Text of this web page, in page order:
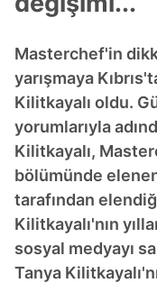
Masterchef'in
yarışmaya
Kilitkayalı oldu.
yorumlarıyla
Kilitkayalı,
bölümünde
tarafından
Kilitkayalı'nın
sosyal medyayı
Tanya